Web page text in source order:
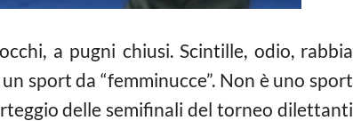
a pugni chiusi. Scintille, odio, rabbia
sport da “femminucce”. Non è uno sport
delle semifinali del torneo dilettanti